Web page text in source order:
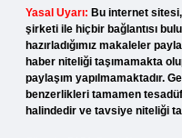
Yasal Uyarı: Bu internet
şirketi ile hiçbir bağlantısı
hazırladığımız makaleler
haber niteliği taşımamakta
paylaşım yapılmamaktadır.
benzerlikleri tamamen
halindedir ve tavsiye niteliği